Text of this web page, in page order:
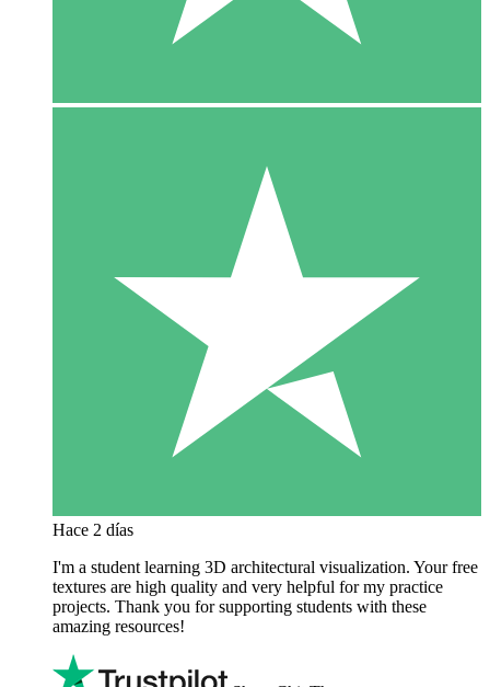
Hace 2 días
I'm a student learning 3D architectural visualization. Your free
textures are high quality and very helpful for my practice
projects. Thank you for supporting students with these
amazing resources!